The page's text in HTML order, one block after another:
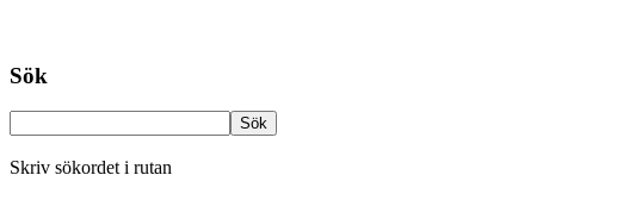
Sök
Skriv sökordet i rutan